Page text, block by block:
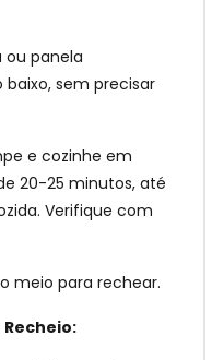
ou panela
sem precisar
e cozinhe em
20-25 minutos, até
Verifique com
meio para rechear.